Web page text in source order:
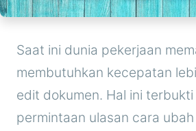
Saat ini dunia pekerjaan
membutuhkan kecepatan
edit dokumen. Hal ini
permintaan ulasan cara